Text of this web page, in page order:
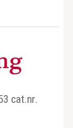
cat.nr.